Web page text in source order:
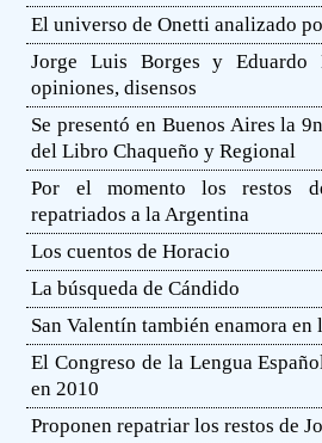
El universo de Onetti analizado
Jorge Luis Borges y Eduardo
opiniones, disensos
Se presentó en Buenos Aires la
del Libro Chaqueño y Regional
Por el momento los restos
repatriados a la Argentina
Los cuentos de Horacio
La búsqueda de Cándido
San Valentín también enamora
El Congreso de la Lengua
en 2010
Proponen repatriar los restos de